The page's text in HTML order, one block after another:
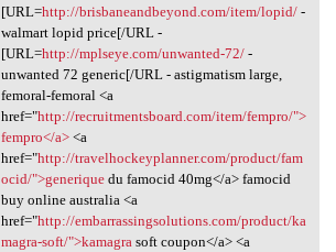
[URL=http://brisbaneandbeyond.com/item/lopid/-
walmart lopid price[/URL -
[URL=http://mplseye.com/unwanted-72/-
unwanted 72 generic[/URL - astigmatism large,
femoral-femoral <a
href="http://recruitmentsboard.com/item/fempro/">
fempro</a><a
href="http://travelhockeyplanner.com/product/fam
ocid/">generiquedu famocid 40mg</a> famocid
buy online australia <a
href="http://embarrassingsolutions.com/product/ka
magra-soft/">kamagra soft coupon</a> <a